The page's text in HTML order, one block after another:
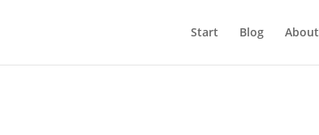
Start Blog About